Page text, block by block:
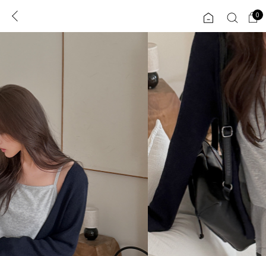
로그인 0
콘텐츠 입
CATEGORY COMMUNITY
도착보장⚡
인플루언서 pick!
신상 5%
베스트
ALL
익스클루시브
아우터
티셔츠
0